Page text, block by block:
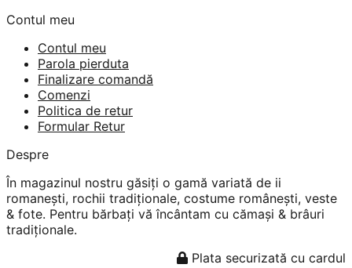
Contul meu
Contul meu
Parola pierduta
Finalizare comandă
Comenzi
Politica de retur
Formular Retur
Despre
În magazinul nostru găsiți o gamă variată de ii
romanești, rochii tradiționale, costume românești, veste
& fote. Pentru bărbați vă încântam cu cămași & brâuri
tradiționale.
Plata securizată cu cardul